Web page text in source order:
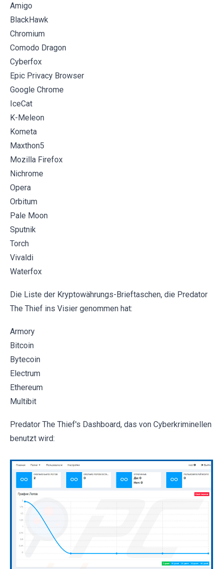
Amigo
BlackHawk
Chromium
Comodo Dragon
Cyberfox
Epic Privacy Browser
Google Chrome
IceCat
K-Meleon
Kometa
Maxthon5
Mozilla Firefox
Nichrome
Opera
Orbitum
Pale Moon
Sputnik
Torch
Vivaldi
Waterfox
Die Liste der Kryptowährungs-Brieftaschen, die Predator
The Thief ins Visier genommen hat:
Armory
Bitcoin
Bytecoin
Electrum
Ethereum
Multibit
Predator The Thief's Dashboard, das von Cyberkriminellen
benutzt wird: